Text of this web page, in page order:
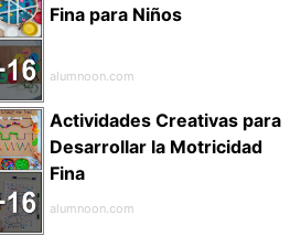
Fina para Niños
alumnoon.com
Actividades Creativas para
Desarrollar la Motricidad
Fina
alumnoon.com